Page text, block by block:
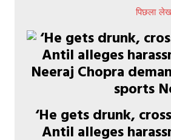
पिछला
‘He gets drunk,
Antil alleges